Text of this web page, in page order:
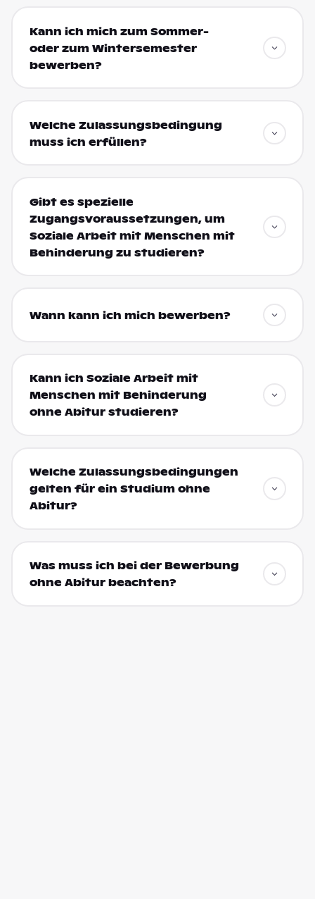
Kann ich mich zum Sommer-
oder zum Wintersemester
bewerben?
Welche Zulassungsbedingung
muss ich erfüllen?
Gibt es spezielle
Zugangsvoraussetzungen, um
Soziale Arbeit mit Menschen mit
Behinderung zu studieren?
Wann kann ich mich bewerben?
Kann ich Soziale Arbeit mit
Menschen mit Behinderung
ohne Abitur studieren?
Welche Zulassungsbedingungen
gelten für ein Studium ohne
Abitur?
Was muss ich bei der Bewerbung
ohne Abitur beachten?